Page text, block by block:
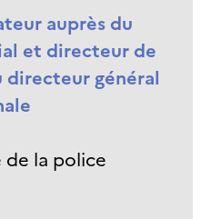
auprès du
et directeur de
général
de la police